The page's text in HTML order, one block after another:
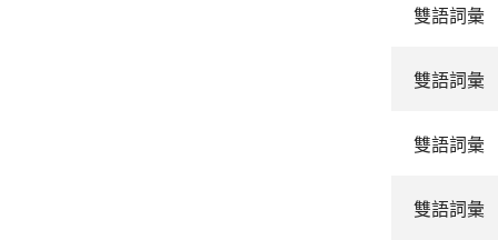
雙語詞彙
雙語詞彙
雙語詞彙
雙語詞彙